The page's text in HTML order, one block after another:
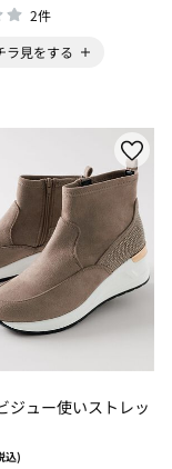
2件
ラ見をする
ジュー使いストレッ
込)